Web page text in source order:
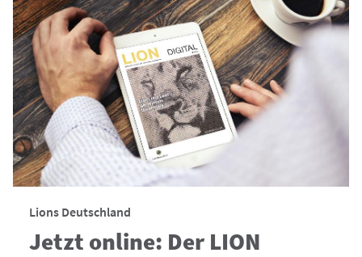
Lions Deutschland
Jetzt online: Der LION